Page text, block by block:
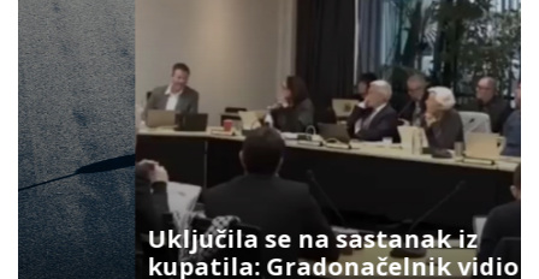
Uključila se na sastanak iz
kupatila: Gradonačelnik vidio šta